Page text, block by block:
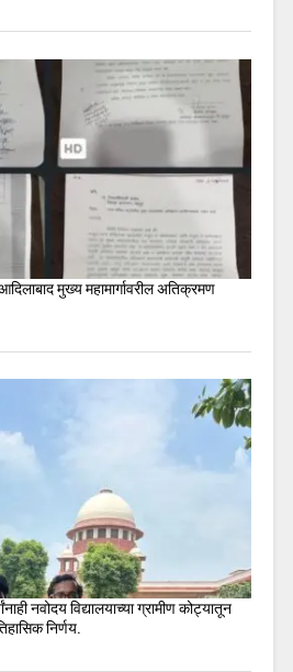
मुख्य महामार्गावरील अतिक्रमण
नवोदय विद्यालयाच्या ग्रामीण कोट्यातून
निर्णय.